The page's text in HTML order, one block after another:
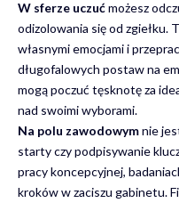
W sferze uczućmożesz
odizolowania się od zgiełku.
własnymi emocjami i
długofalowych postaw na
mogą poczuć tęsknotę za
nad swoimi wyborami.
Na polu zawodowymnie
starty czy podpisywanie
pracy koncepcyjnej,
kroków w zaciszu gabinetu.